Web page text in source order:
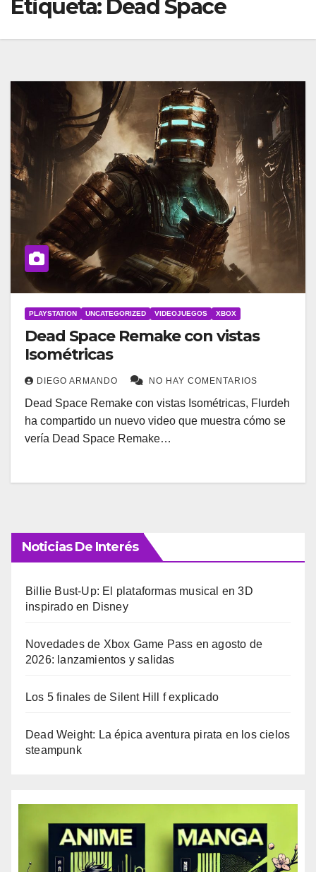
Etiqueta: Dead Space
PLAYSTATION UNCATEGORIZED VIDEOJUEGOS XBOX
Dead Space Remake con vistas
Isométricas
DIEGO ARMANDO NO HAY COMENTARIOS
Dead Space Remake con vistas Isométricas, Flurdeh
ha compartido un nuevo video que muestra cómo se
vería Dead Space Remake…
Noticias De Interés
Billie Bust-Up: El plataformas musical en 3D
inspirado en Disney
Novedades de Xbox Game Pass en agosto de
2026: lanzamientos y salidas
Los 5 finales de Silent Hill f explicado
Dead Weight: La épica aventura pirata en los cielos
steampunk